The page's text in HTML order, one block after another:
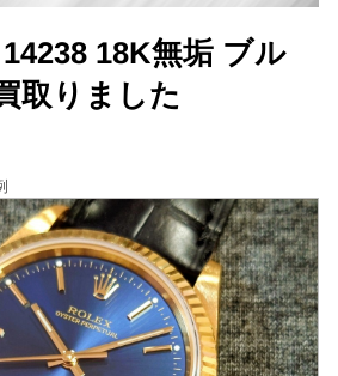
18K無垢 ブル
取りました